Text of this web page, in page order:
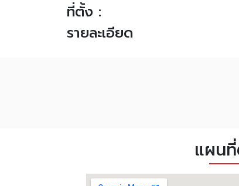
ที่ตั้ง :
รายละเอียด
แผน